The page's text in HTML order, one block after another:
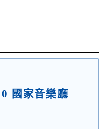
國家音樂廳